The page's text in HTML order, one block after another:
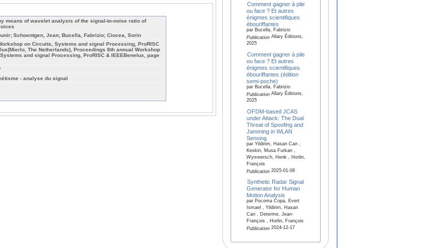
means of wavelet analysis of the signal-to-noise ratio of
Schoentgen, Jean; Bucella, Fabrizio; Ciocea, Sorin
on Circuits, Systems and signal Processing, ProRISC
The Netherlands), Proceedings 8th annual Workshop
and signal Processing, ProRISC & IEEEBenelux, page
- analyse du signal
Comment gagner à pile
ou face ? Et autres
énigmes scientifiques
ébouriffantes
par Bucella, Fabrizio
PublicationAllary Éditions,
2025
Comment gagner à pile
ou face ? Et autres
énigmes scientifiques
ébouriffantes (édition
semi-poche)
par Bucella, Fabrizio
PublicationAllary Éditions,
2025
OFDM-based JCAS
under Attack: The Dual
Threat of Spoofing and
Jamming in WLAN
Sensing
par Yildirim, Hasan Can ,
Keskin, Musa Furkan ,
Wymeersch, Henk , Horlin,
François
Publication2025-01-08
Synthetic Radar Signal
Generator for Human
Motion Analysis
par Pocoma Copa, Evert
Ismael , Yildirim, Hasan
Can , Determe, Jean-
François , Horlin, François
Publication2024-12-17